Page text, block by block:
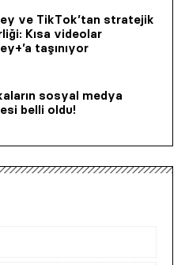
ve TikTok’tan stratejik
Kısa videolar
taşınıyor
sosyal medya
belli oldu!